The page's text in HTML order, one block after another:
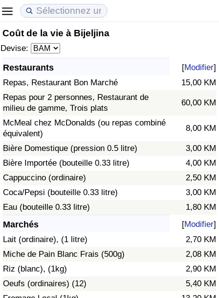
Coût de la vie à Bijeljina
Devise:
Restaurants [Modifier]
Repas, Restaurant Bon Marché
15,00 KM
Repas pour 2 personnes, Restaurant de
milieu de gamme, Trois plats
60,00 KM
McMeal chez McDonalds (ou repas combiné
équivalent)
8,00 KM
Bière Domestique (pression 0.5 litre)
3,00 KM
Bière Importée (bouteille 0.33 litre)
4,00 KM
Cappuccino (ordinaire)
2,50 KM
Coca/Pepsi (bouteille 0.33 litre)
3,00 KM
Eau (bouteille 0.33 litre)
1,80 KM
Marchés [Modifier]
Lait (ordinaire), (1 litre)
2,70 KM
Miche de Pain Blanc Frais (500g)
2,08 KM
Riz (blanc), (1kg)
2,90 KM
Oeufs (ordinaires) (12)
5,40 KM
Coût de la vie
Indice du Coût de la Vie
Indice du coût de la vie par pays
à Akaba
Prix de l'immobilier
Indice des Prix de l'immobilier
Indice des Prix de l'immobilier par Pays
Qualité de Vie
Indice de Qualité de Vie (Actuel)
Indice de qualité de vie par pays
Criminalité
Indice de Criminalité (Actuel)
Indice de Criminalité
Indice de criminalité par pays
Soins de santé
Indice des soins de santé (Actuel)
Indice des soins de santé